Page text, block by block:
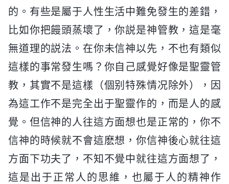
的。有些是屬于人性生活中難免發生的差錯，
比如你把饅頭蒸壞了，你説是神管教，這是毫
無道理的説法。在你未信神以先，不也有類似
這樣的事常發生嗎？你自己感覺好像是聖靈管
教，其實不是這樣（個别特殊情况除外），因
為這工作不是完全出于聖靈作的，而是人的感
覺。但信神的人往這方面想也是正常的，你不
信神的時候就不會這麽想，你信神後心就往這
方面下功夫了，不知不覺中就往這方面想了，
這是出于正常人的思維，也屬于人的精神作